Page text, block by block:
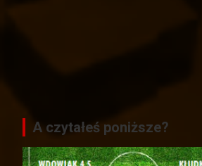
A czytałeś poniższe?